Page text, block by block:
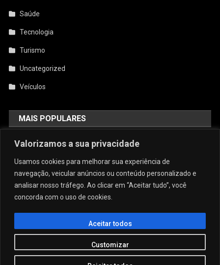
Valorizamos a sua privacidade
Usamos cookies para melhorar sua experiência de
navegação, veicular anúncios ou conteúdo personalizado e
analisar nosso tráfego. Ao clicar em “Aceitar tudo”, você
concorda com o uso de cookies.
Customizar
Aceitar todos
Saúde
Tecnologia
Turismo
Uncategorized
Veículos
MAIS POPULARES
AquiCupom: O Melhor Site De
Conforto E Sofisticação: O Charme
Para As Estações Frias
julho 29, 2026 admin